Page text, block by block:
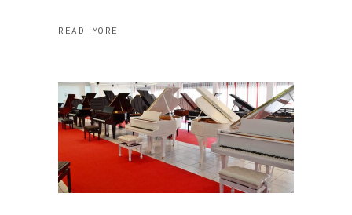
READ MORE